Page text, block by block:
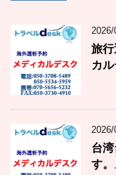
旅行
カ
台
す。